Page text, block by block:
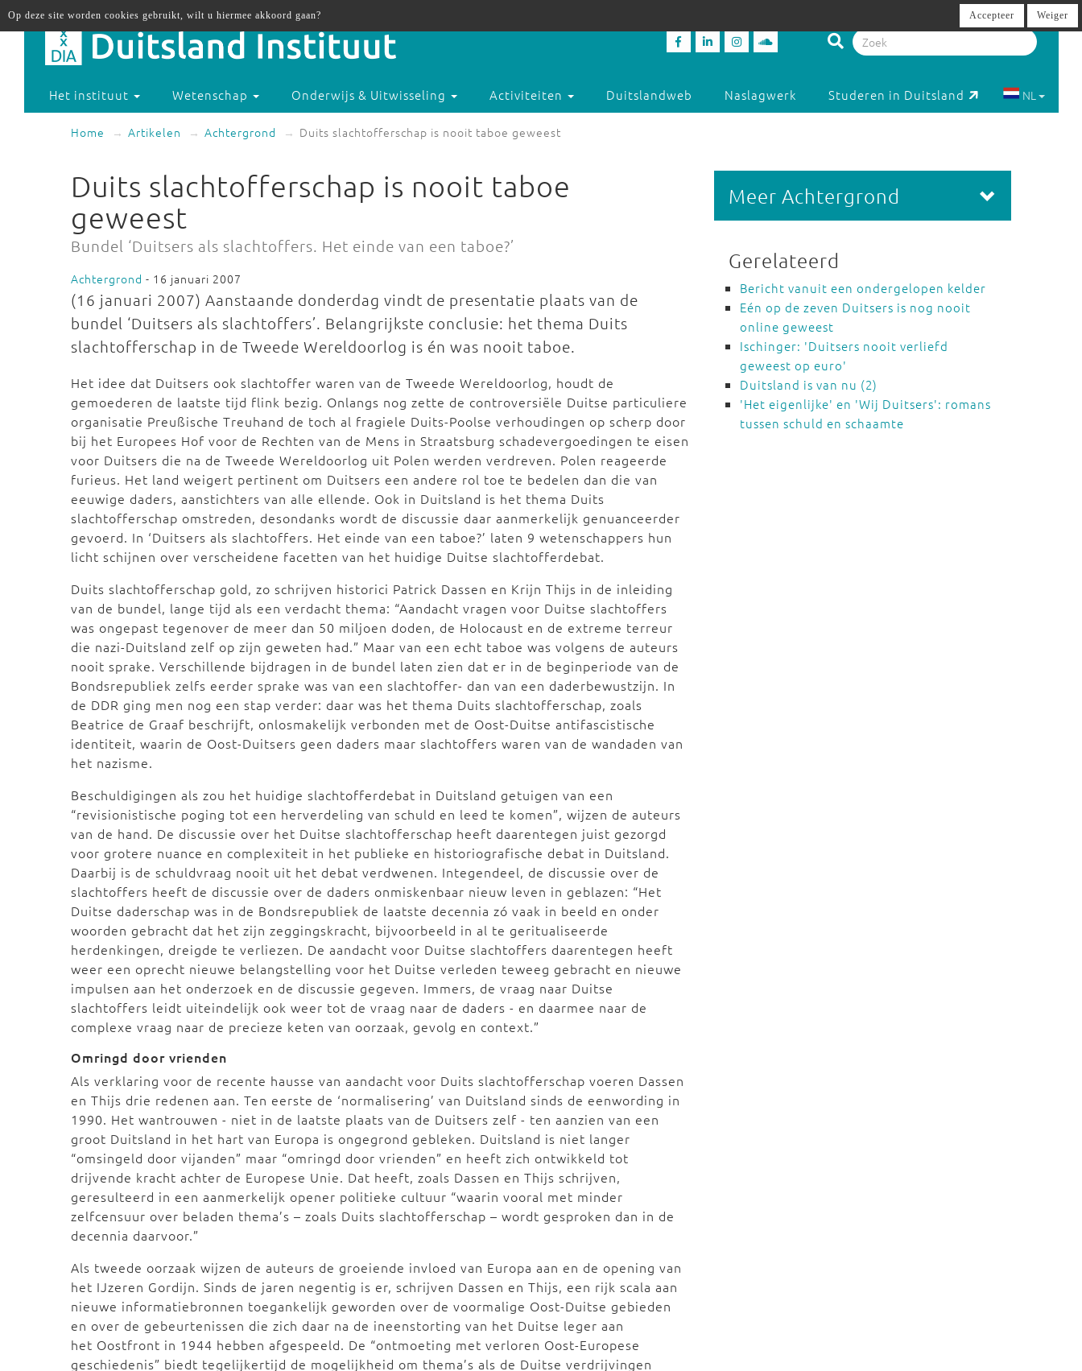
Het instituut Wetenschap Onderwijs & Uitwisseling Activiteiten Duitslandweb Naslagwerk Studeren in Duitsland NL
Home Artikelen Achtergrond Duits slachtofferschap is nooit taboe geweest
Duits slachtofferschap is nooit taboe
geweest
Bundel ‘Duitsers als slachtoffers. Het einde van een taboe?’
Achtergrond - 16 januari 2007
(16 januari 2007) Aanstaande donderdag vindt de presentatie plaats van de
bundel ‘Duitsers als slachtoffers’. Belangrijkste conclusie: het thema Duits
slachtofferschap in de Tweede Wereldoorlog is én was nooit taboe.
Het idee dat Duitsers ook slachtoffer waren van de Tweede Wereldoorlog, houdt de
gemoederen de laatste tijd flink bezig. Onlangs nog zette de controversiële Duitse particuliere
organisatie Preußische Treuhand de toch al fragiele Duits-Poolse verhoudingen op scherp door
bij het Europees Hof voor de Rechten van de Mens in Straatsburg schadevergoedingen te eisen
voor Duitsers die na de Tweede Wereldoorlog uit Polen werden verdreven. Polen reageerde
furieus. Het land weigert pertinent om Duitsers een andere rol toe te bedelen dan die van
eeuwige daders, aanstichters van alle ellende. Ook in Duitsland is het thema Duits
slachtofferschap omstreden, desondanks wordt de discussie daar aanmerkelijk genuanceerder
gevoerd. In ‘Duitsers als slachtoffers. Het einde van een taboe?’ laten 9 wetenschappers hun
licht schijnen over verscheidene facetten van het huidige Duitse slachtofferdebat.
Duits slachtofferschap gold, zo schrijven historici Patrick Dassen en Krijn Thijs in de inleiding
van de bundel, lange tijd als een verdacht thema: “Aandacht vragen voor Duitse slachtoffers
was ongepast tegenover de meer dan 50 miljoen doden, de Holocaust en de extreme terreur
die nazi-Duitsland zelf op zijn geweten had.” Maar van een echt taboe was volgens de auteurs
nooit sprake. Verschillende bijdragen in de bundel laten zien dat er in de beginperiode van de
Bondsrepubliek zelfs eerder sprake was van een slachtoffer- dan van een daderbewustzijn. In
de DDR ging men nog een stap verder: daar was het thema Duits slachtofferschap, zoals
Beatrice de Graaf beschrijft, onlosmakelijk verbonden met de Oost-Duitse antifascistische
identiteit, waarin de Oost-Duitsers geen daders maar slachtoffers waren van de wandaden van
het nazisme.
Beschuldigingen als zou het huidige slachtofferdebat in Duitsland getuigen van een
“revisionistische poging tot een herverdeling van schuld en leed te komen”, wijzen de auteurs
van de hand. De discussie over het Duitse slachtofferschap heeft daarentegen juist gezorgd
voor grotere nuance en complexiteit in het publieke en historiografische debat in Duitsland.
Daarbij is de schuldvraag nooit uit het debat verdwenen. Integendeel, de discussie over de
slachtoffers heeft de discussie over de daders onmiskenbaar nieuw leven in geblazen: “Het
Duitse daderschap was in de Bondsrepubliek de laatste decennia zó vaak in beeld en onder
woorden gebracht dat het zijn zeggingskracht, bijvoorbeeld in al te geritualiseerde
herdenkingen, dreigde te verliezen. De aandacht voor Duitse slachtoffers daarentegen heeft
weer een oprecht nieuwe belangstelling voor het Duitse verleden teweeg gebracht en nieuwe
impulsen aan het onderzoek en de discussie gegeven. Immers, de vraag naar Duitse
slachtoffers leidt uiteindelijk ook weer tot de vraag naar de daders - en daarmee naar de
complexe vraag naar de precieze keten van oorzaak, gevolg en context.”
Omringd door vrienden
Als verklaring voor de recente hausse van aandacht voor Duits slachtofferschap voeren Dassen
en Thijs drie redenen aan. Ten eerste de ‘normalisering’ van Duitsland sinds de eenwording in
1990. Het wantrouwen - niet in de laatste plaats van de Duitsers zelf - ten aanzien van een
groot Duitsland in het hart van Europa is ongegrond gebleken. Duitsland is niet langer
“omsingeld door vijanden” maar “omringd door vrienden” en heeft zich ontwikkeld tot
drijvende kracht achter de Europese Unie. Dat heeft, zoals Dassen en Thijs schrijven,
geresulteerd in een aanmerkelijk opener politieke cultuur “waarin vooral met minder
zelfcensuur over beladen thema’s – zoals Duits slachtofferschap – wordt gesproken dan in de
decennia daarvoor.”
Als tweede oorzaak wijzen de auteurs de groeiende invloed van Europa aan en de opening van
het IJzeren Gordijn. Sinds de jaren negentig is er, schrijven Dassen en Thijs, een rijk scala aan
nieuwe informatiebronnen toegankelijk geworden over de voormalige Oost-Duitse gebieden
en over de gebeurtenissen die zich daar na de ineenstorting van het Duitse leger aan
het Oostfront in 1944 hebben afgespeeld. De “ontmoeting met verloren Oost-Europese
geschiedenis” biedt tegelijkertijd de mogelijkheid om thema’s als de Duitse verdrijvingen
Meer Achtergrond
Gerelateerd
Bericht vanuit een ondergelopen kelder
Eén op de zeven Duitsers is nog nooit
online geweest
Ischinger: 'Duitsers nooit verliefd
geweest op euro'
Duitsland is van nu (2)
'Het eigenlijke' en 'Wij Duitsers': romans
tussen schuld en schaamte
Op deze site worden cookies gebruikt, wilt u hiermee akkoord gaan? Accepteer Weiger